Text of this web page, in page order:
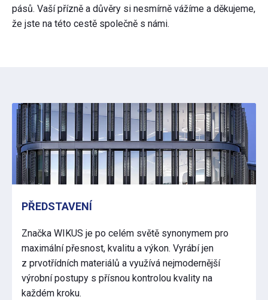
pásů. Vaší přízně a důvěry si nesmírně vážíme a děkujeme,
že jste na této cestě společně s námi.
PŘEDSTAVENÍ
Značka WIKUS je po celém světě synonymem pro
maximální přesnost, kvalitu a výkon. Vyrábí jen
z prvotřídních materiálů a využívá nejmodernější
výrobní postupy s přísnou kontrolou kvality na
každém kroku.